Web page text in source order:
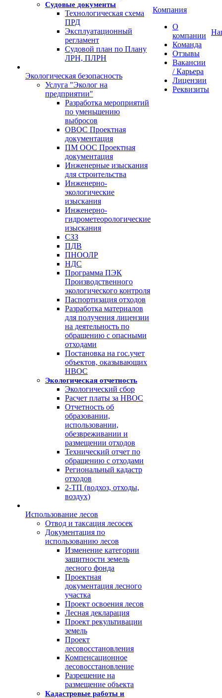
Судовые документы
Технологическая схема
ПРД
Эксплуатационный
регламент
Судовой план по Плану
ЛРН, ПЛРН
Экологическая безопасность
Услуга "Эколог на
предприятии"
Разработка мероприятий
по уменьшению
выбросов
ОВОС Проектная
документация
ПМ ООС Проектная
документация
Инженерные изыскания
для строительства
Инженерно-
экологические
изыскания
Инженерно-
гидрометеорологические
изыскания
СЗЗ
ПДВ
ПНООЛР
НДС
Программа ПЭК
Производственного
экологического контроля
Паспортизация отходов
Разработка материалов
для получения лицензии
на деятельность по
обращению с опасными
отходами
Постановка на гос.учет
объектов, оказывающих
НВОС
Экологическая отчетность
Экологический сбор
Расчет платы за НВОС
Отчетность об
образовании,
использовании,
обезвреживании и
размещении отходов
Технический отчет по
обращению с отходами
Региональный кадастр
отходов
2-ТП (водхоз, отходы,
воздух)
Использование лесов
Отвод и таксация лесосек
Документация по
использованию лесов
Изменение категории
защитности земель
лесного фонда
Проектная
документация лесного
участка
Проект освоения лесов
Лесная декларация
Проект рекультивации
земель
Проект
лесовосстановления
Компенсационное
лесовосстановление
Разрешение на
размещение объекта
Кадастровые работы и
Компания
О
компании
Команда
Отзывы
Вакансии
/ Карьера
Лицензии
Реквизиты